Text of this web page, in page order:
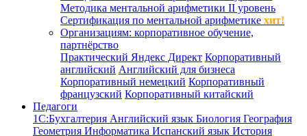
Методика ментальной арифметики II уровень
Сертификация по ментальной арифметике хит!
Организациям: корпоративное обучение,
партнёрство
Практический Яндекс Директ Корпоративный
английский Английский для бизнеса
Корпоративный немецкий Корпоративный
французский Корпоративный китайский
Педагоги
1С:Бухгалтерия Английский язык Биология География
Геометрия Информатика Испанский язык История